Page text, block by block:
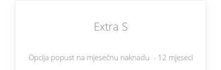
Extra S
Opcija popust na mjesečnu naknadu - 12 mjeseci